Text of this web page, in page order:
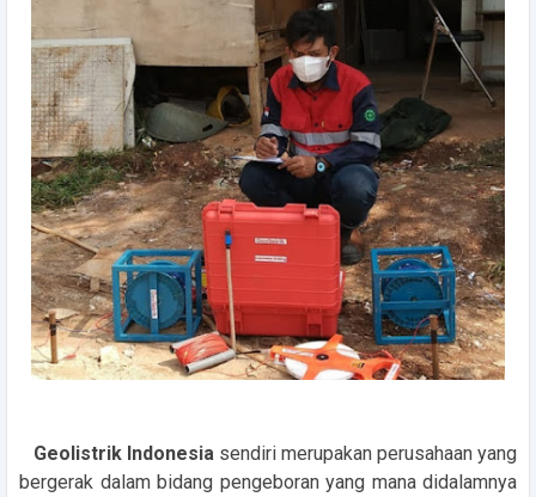
Geolistrik Indonesia sendiri merupakan perusahaan yang
bergerak dalam bidang pengeboran yang mana didalamnya